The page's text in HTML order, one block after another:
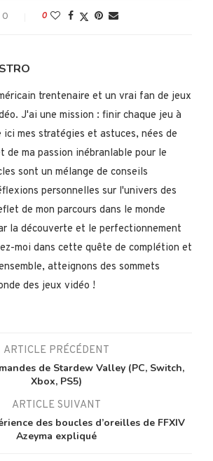
0 0
trentenaire et un vrai fan de jeux
J'ai une mission : finir chaque jeu à
ici mes stratégies et astuces, nées de
de ma passion inébranlable pour le
sont un mélange de conseils
personnelles sur l'univers des
de mon parcours dans le monde
la découverte et le perfectionnement
moi dans cette quête de complétion et
atteignons des sommets
des jeux vidéo !
ARTICLE PRÉCÉDENT
de Stardew Valley (PC, Switch,
Xbox, PS5)
ARTICLE SUIVANT
des boucles d’oreilles de FFXIV
Azeyma expliqué